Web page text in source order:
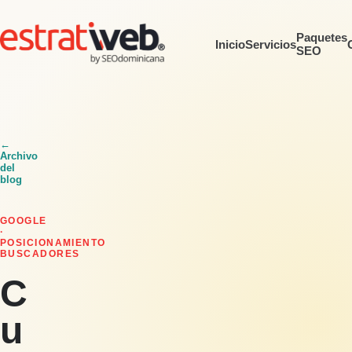
InicioServiciosPaquetes
SEO
←
Archivo
del
blog
GOOGLE
·
POSICIONAMIENTO
BUSCADORES
C
u